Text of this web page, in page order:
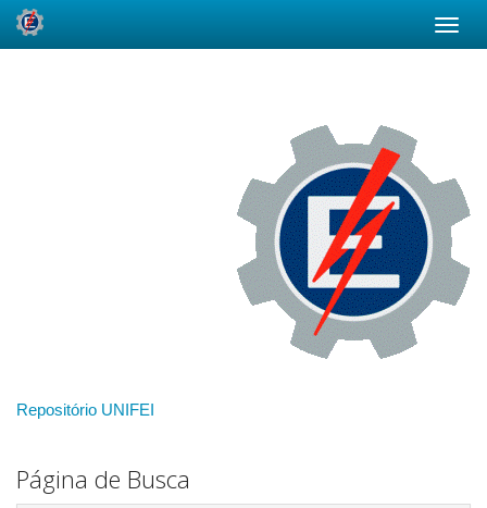
Repositório UNIFEI
Página de Busca